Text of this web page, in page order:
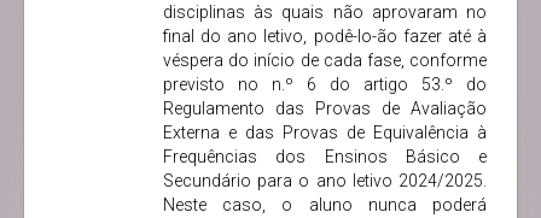
disciplinas às quais não aprovaram no
final do ano letivo, podê-lo-ão fazer até à
véspera do início de cada fase, conforme
previsto no n.º 6 do artigo 53.º do
Regulamento das Provas de Avaliação
Externa e das Provas de Equivalência à
Frequências dos Ensinos Básico e
Secundário para o ano letivo 2024/2025.
Neste caso, o aluno nunca poderá